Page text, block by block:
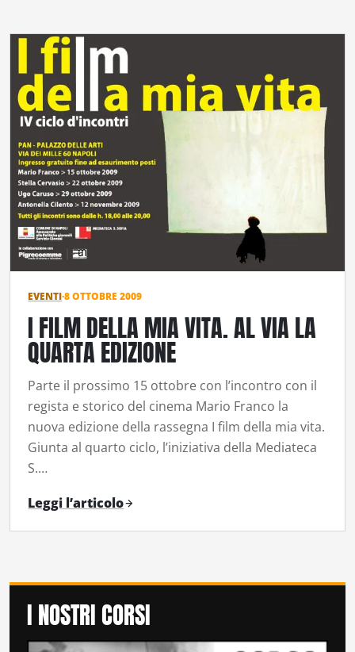
EVENTI·8 OTTOBRE 2009
I FILM DELLA MIA VITA. AL VIA LA
QUARTA EDIZIONE
Parte il prossimo 15 ottobre con l’incontro con il
regista e storico del cinema Mario Franco la
nuova edizione della rassegna I film della mia vita.
Giunta al quarto ciclo, l’iniziativa della Mediateca
S.…
Leggi l’articolo
I NOSTRI CORSI